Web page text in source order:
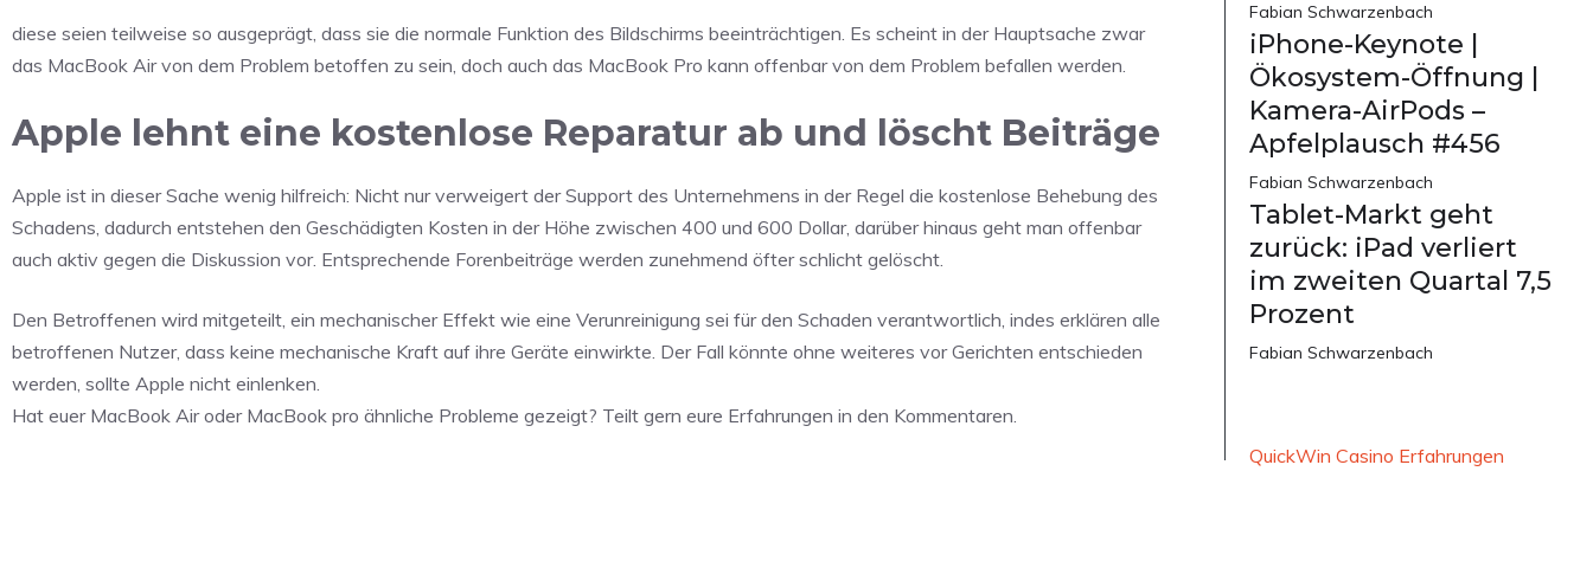
diese seien teilweise so ausgeprägt, dass sie die normale Funktion des Bildschirms beeinträchtigen. Es scheint in der Hauptsache zwar
das MacBook Air von dem Problem betoffen zu sein, doch auch das MacBook Pro kann offenbar von dem Problem befallen werden.
Apple lehnt eine kostenlose Reparatur ab und löscht Beiträge
Apple ist in dieser Sache wenig hilfreich: Nicht nur verweigert der Support des Unternehmens in der Regel die kostenlose Behebung des
Schadens, dadurch entstehen den Geschädigten Kosten in der Höhe zwischen 400 und 600 Dollar, darüber hinaus geht man offenbar
auch aktiv gegen die Diskussion vor. Entsprechende Forenbeiträge werden zunehmend öfter schlicht gelöscht.
Den Betroffenen wird mitgeteilt, ein mechanischer Effekt wie eine Verunreinigung sei für den Schaden verantwortlich, indes erklären alle
betroffenen Nutzer, dass keine mechanische Kraft auf ihre Geräte einwirkte. Der Fall könnte ohne weiteres vor Gerichten entschieden
werden, sollte Apple nicht einlenken.
Hat euer MacBook Air oder MacBook pro ähnliche Probleme gezeigt? Teilt gern eure Erfahrungen in den Kommentaren.
Fabian Schwarzenbach
iPhone-Keynote |
Ökosystem-Öffnung |
Kamera-AirPods –
Apfelplausch #456
Fabian Schwarzenbach
Tablet-Markt geht
zurück: iPad verliert
im zweiten Quartal 7,5
Prozent
Fabian Schwarzenbach
QuickWin Casino Erfahrungen